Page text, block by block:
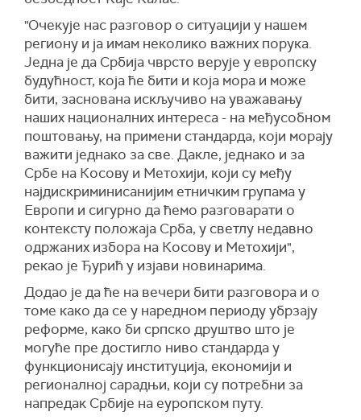
"Очекује нас разговор о ситуацији у нашем
региону и ја имам неколико важних порука.
Једна је да Србија чврсто верује у европску
будућност, која ће бити и која мора и може
бити, заснована искључиво на уважавању
наших националних интереса - на међусобном
поштовању, на примени стандарда, који морају
важити једнако за све. Дакле, једнако и за
Србе на Косову и Метохији, који су међу
најдискриминисанијим етничким групама у
Европи и сигурно да ћемо разговарати о
контексту положаја Срба, у светлу недавно
одржаних избора на Косову и Метохији",
рекао је Ђурић у изјави новинарима.
Додао је да ће на вечери бити разговора и о
томе како да се у наредном периоду убрзају
реформе, како би српско друштво што је
могуће пре достигло ниво стандарда у
функционисају институција, економији и
регионалној сарадњи, који су потребни за
напредак Србије на еуропском путу.